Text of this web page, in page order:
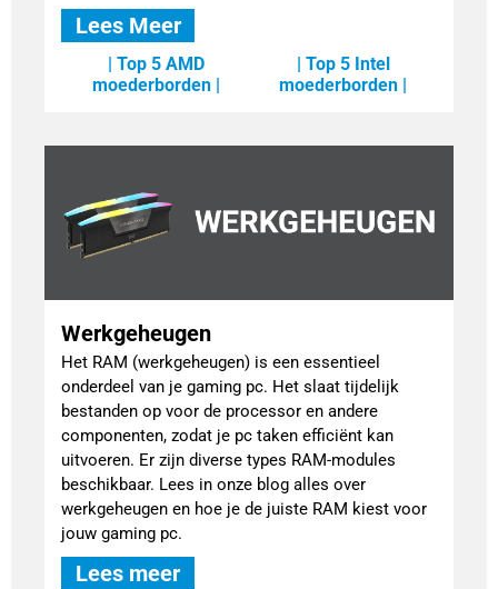
Lees Meer
| Top 5 AMD
moederborden |
| Top 5 Intel
moederborden |
Werkgeheugen
Het RAM (werkgeheugen) is een essentieel
onderdeel van je gaming pc. Het slaat tijdelijk
bestanden op voor de processor en andere
componenten, zodat je pc taken efficiënt kan
uitvoeren. Er zijn diverse types RAM-modules
beschikbaar. Lees in onze blog alles over
werkgeheugen en hoe je de juiste RAM kiest voor
jouw gaming pc.
Lees meer